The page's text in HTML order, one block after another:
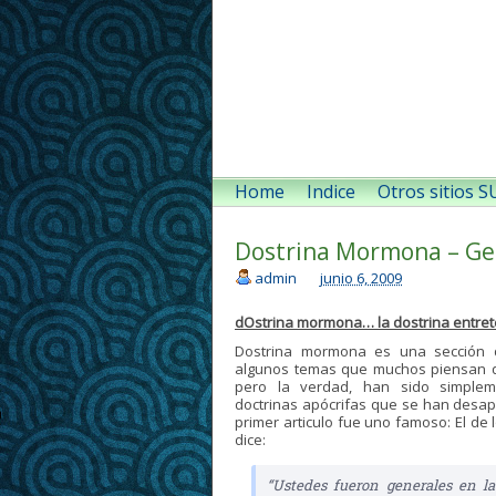
Home Indice Otros sitios
Dostrina Mormona –
admin junio 6, 2009
dOstrina mormona… la dostrina
Dostrina mormona es una
algunos temas que muchos piensan
pero la verdad, han sido
doctrinas apócrifas que se han
primer articulo fue uno famoso: El de
dice:
“Ustedes fueron generales en